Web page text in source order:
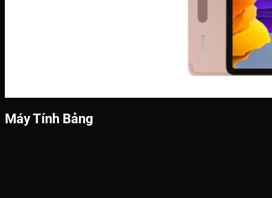
Máy Tính Bảng